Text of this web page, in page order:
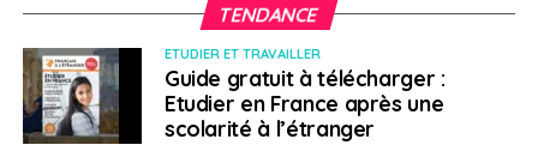
TENDANCE
ETUDIER ET TRAVAILLER
Guide gratuit à télécharger :
Etudier en France après une
scolarité à l’étranger